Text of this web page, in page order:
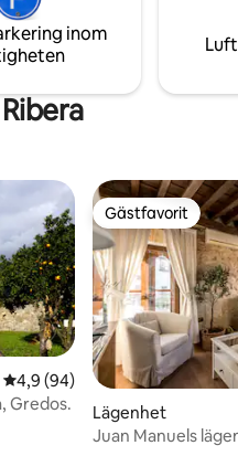
parkering. Borta
mot betalning.
inom
4,9 av 5 i genomsnittligt
4,9 (94)
Gredos.
Gästfavorit
Gästfavorit
Lägenhet
Juan Manuels